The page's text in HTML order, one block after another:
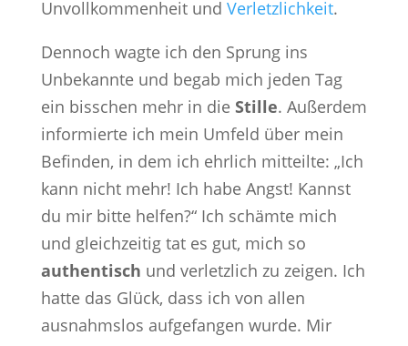
Unvollkommenheit und Verletzlichkeit.
Dennoch wagte ich den Sprung ins
Unbekannte und begab mich jeden Tag
ein bisschen mehr in die Stille. Außerdem
informierte ich mein Umfeld über mein
Befinden, in dem ich ehrlich mitteilte: „Ich
kann nicht mehr! Ich habe Angst! Kannst
du mir bitte helfen?“ Ich schämte mich
und gleichzeitig tat es gut, mich so
authentisch und verletzlich zu zeigen. Ich
hatte das Glück, dass ich von allen
ausnahmslos aufgefangen wurde. Mir